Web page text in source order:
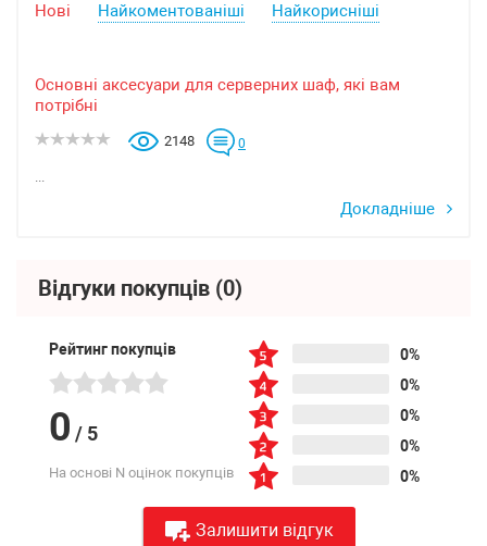
Нові Найкоментованіші Найкорисніші
Основні аксесуари для серверних шаф, які вам
потрібні
2148 0
...
Докладніше
Відгуки покупців (0)
Рейтинг покупців
0 / 5
На основі N оцінок покупців
0%
0%
0%
0%
0%
Залишити відгук